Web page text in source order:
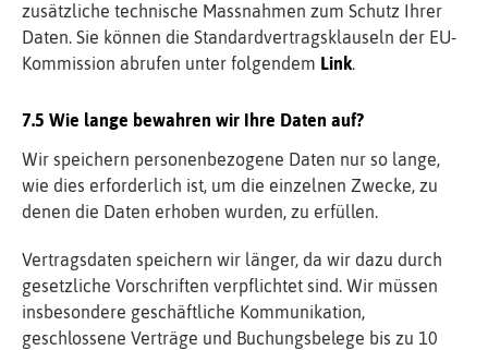
zusätzliche technische Massnahmen zum Schutz Ihrer
Daten. Sie können die Standardvertragsklauseln der EU-
Kommission abrufen unter folgendem Link.
Wie lange bewahren wir Ihre Daten auf?
Wir speichern personenbezogene Daten nur so lange,
wie dies erforderlich ist, um die einzelnen Zwecke, zu
denen die Daten erhoben wurden, zu erfüllen.
Vertragsdaten speichern wir länger, da wir dazu durch
gesetzliche Vorschriften verpflichtet sind. Wir müssen
insbesondere geschäftliche Kommunikation,
geschlossene Verträge und Buchungsbelege bis zu 10